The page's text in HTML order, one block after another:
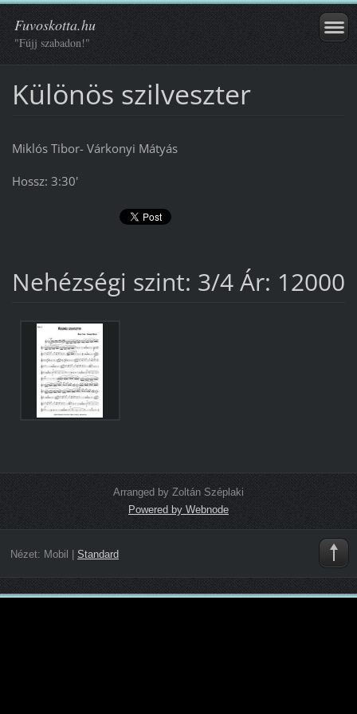
Fuvoskotta.hu
"Fújj szabadon!"
Különös szilveszter
Miklós Tibor- Várkonyi Mátyás
Hossz: 3:30'
Nehézségi szint: 3/4 Ár: 12000
Arranged by Zoltán Széplaki
Powered by Webnode
Nézet: Mobil | Standard